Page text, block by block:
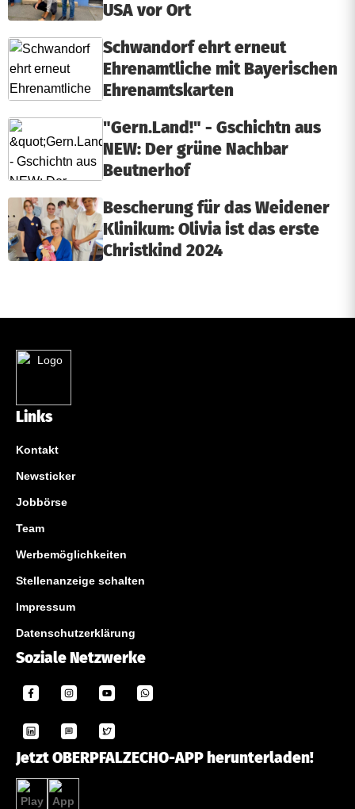
USA vor Ort
Schwandorf ehrt erneut
Ehrenamtliche mit Bayerischen
Ehrenamtskarten
"Gern.Land!" - Gschichtn aus
NEW: Der grüne Nachbar
Beutnerhof
Bescherung für das Weidener
Klinikum: Olivia ist das erste
Christkind 2024
Links
Kontakt
Newsticker
Jobbörse
Team
Werbemöglichkeiten
Stellenanzeige schalten
Impressum
Datenschutzerklärung
Soziale Netzwerke
Jetzt OBERPFALZECHO-APP herunterladen!